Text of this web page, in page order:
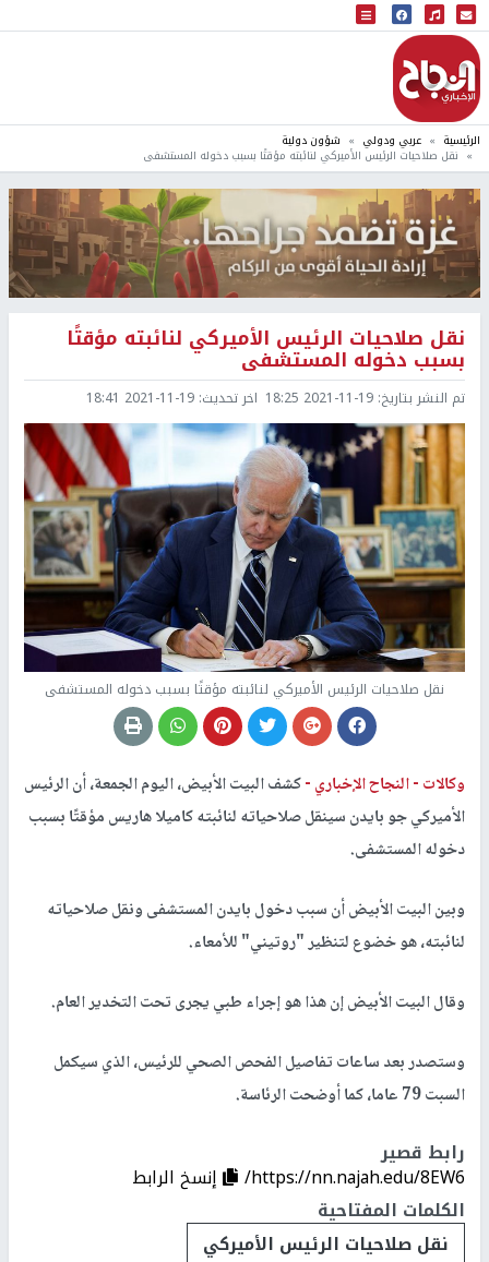
البث المباشر
إذاعة النجاح
الرئيسية عربي ودولي شؤون دولية
نقل صلاحيات الرئيس الأميركي لنائبته مؤقتًا بسبب دخوله المستشفى
نقل صلاحيات الرئيس الأميركي لنائبته مؤقتًا
بسبب دخوله المستشفى
تم النشر بتاريخ: 2021-11-19 18:25 اخر تحديث: 2021-11-19 18:41
نقل صلاحيات الرئيس الأميركي لنائبته مؤقتًا بسبب دخوله المستشفى
وكالات -النجاح الإخباري -كشف البيت الأبيض، اليوم الجمعة، أن الرئيس
الأميركي جو بايدن سينقل صلاحياته لنائبته كاميلا هاريس مؤقتًا بسبب
دخوله المستشفى.
وبين البيت الأبيض أن سبب دخول بايدن المستشفى ونقل صلاحياته
لنائبته، هو خضوع لتنظير "روتيني" للأمعاء.
وقال البيت الأبيض إن هذا هو إجراء طبي يجرى تحت التخدير العام.
وستصدر بعد ساعات تفاصيل الفحص الصحي للرئيس، الذي سيكمل
السبت 79 عاما، كما أوضحت الرئاسة.
رابط قصير
https://nn.najah.edu/8EW6/
إنسخ الرابط
الكلمات المفتاحية
نقل صلاحيات الرئيس الأميركي